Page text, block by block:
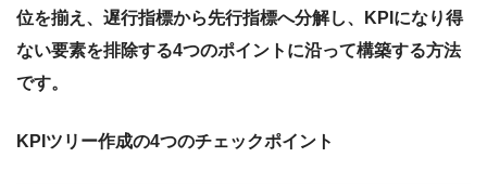
位を揃え、遅行指標から先行指標へ分解し、KPIになり得
ない要素を排除する4つのポイントに沿って構築する方法
です。
KPIツリー作成の4つのチェックポイント